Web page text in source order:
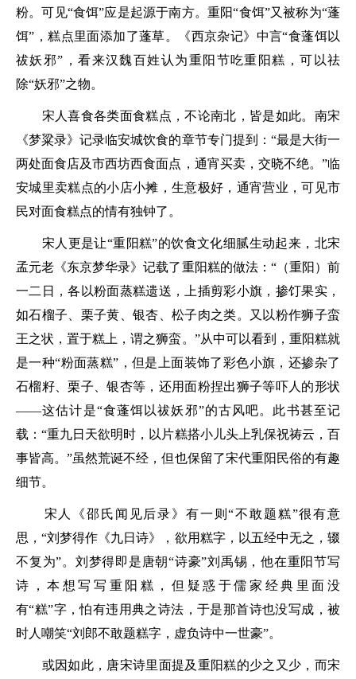
粉。可见“食饵”应是起源于南方。重阳“食饵”又被称为“蓬
饵”，糕点里面添加了蓬草。《西京杂记》中言“食蓬饵以
祓妖邪”，看来汉魏百姓认为重阳节吃重阳糕，可以祛
除“妖邪”之物。
宋人喜食各类面食糕点，不论南北，皆是如此。南宋
《梦粱录》记录临安城饮食的章节专门提到： “最是大街一
两处面食店及市西坊西食面点，通宵买卖，交晓不绝。”临
安城里卖糕点的小店小摊，生意极好，通宵营业，可见市
民对面食糕点的情有独钟了。
宋人更是让“重阳糕”的饮食文化细腻生动起来，北宋
孟元老《东京梦华录》记载了重阳糕的做法： “（重阳）前
一二日，各以粉面蒸糕遗送，上插剪彩小旗，掺饤果实，
如石榴子、栗子黄、银杏、松子肉之类。又以粉作狮子蛮
王之状，置于糕上，谓之狮蛮。”从中可以看到，重阳糕就
是一种“粉面蒸糕”，但是上面装饰了彩色小旗，还掺杂了
石榴籽、栗子、银杏等，还用面粉捏出狮子等吓人的形状
——这估计是“食蓬饵以祓妖邪”的古风吧。此书甚至记
载：“重九日天欲明时，以片糕搭小儿头上乳保祝祷云，百
事皆高。”虽然荒诞不经，但也保留了宋代重阳民俗的有趣
细节。
宋人《邵氏闻见后录》有一则“不敢题糕”很有意
思，“刘梦得作《九日诗》，欲用糕字，以五经中无之，辍
不复为”。刘梦得即是唐朝“诗豪”刘禹锡，他在重阳节写
诗，本想写写重阳糕，但疑惑于儒家经典里面没
有“糕”字，怕有违用典之诗法，于是那首诗也没写成，被
时人嘲笑“刘郎不敢题糕字，虚负诗中一世豪”。
或因如此，唐宋诗里面提及重阳糕的少之又少，而宋